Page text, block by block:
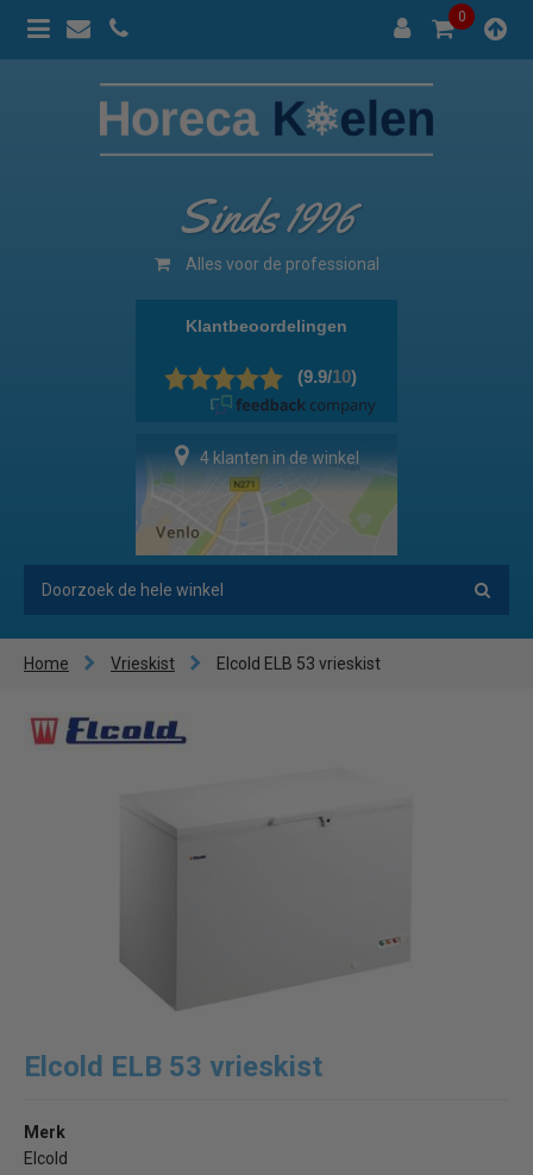
0
Sinds 1996
Alles voor de professional
4 klanten in de winkel
Home Vrieskist Elcold ELB 53 vrieskist
Elcold ELB 53 vrieskist
Merk
Elcold